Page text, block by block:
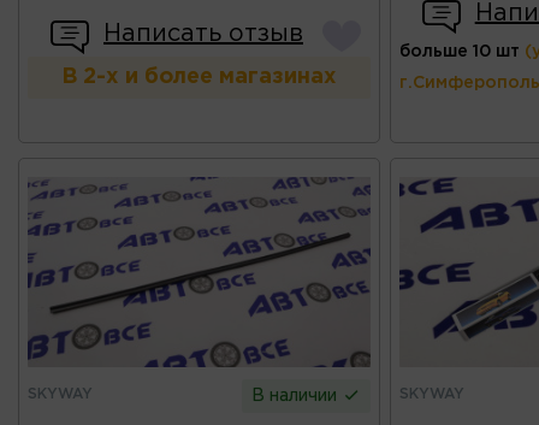
Написать отзыв
В 2-х и более магазинах
больше 10 шт
SKYWAY В наличии SKYWAY